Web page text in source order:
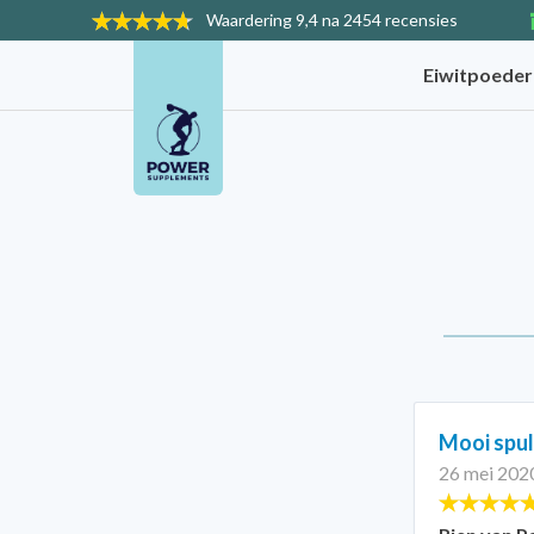
Waardering9,4 na 2454 recensies
Eiwitpoeder
Mooi spul
26 mei